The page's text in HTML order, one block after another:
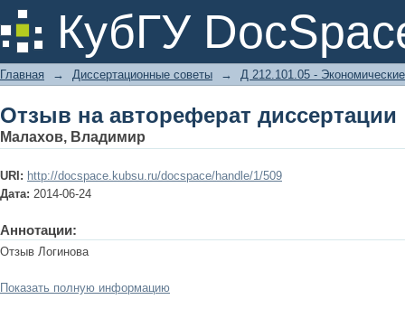
КубГУ
Отзыв на автореферат диссертации
Главная → Диссертационные советы → Д 212.101.05 -
Отзыв на автореферат диссертации
Малахов, Владимир
URI: http://docspace.kubsu.ru/docspace/handle/1/509
Дата: 2014-06-24
Аннотации:
Отзыв Логинова
Показать полную информацию